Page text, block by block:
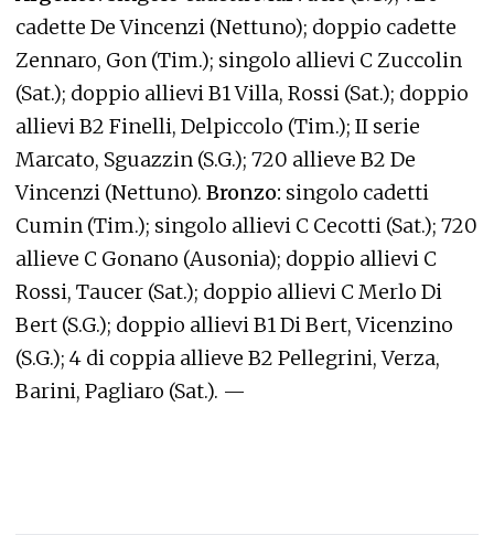
cadette De Vincenzi (Nettuno); doppio cadette
Zennaro, Gon (Tim.); singolo allievi C Zuccolin
(Sat.); doppio allievi B1 Villa, Rossi (Sat.); doppio
allievi B2 Finelli, Delpiccolo (Tim.); II serie
Marcato, Sguazzin (S.G.); 720 allieve B2 De
Vincenzi (Nettuno). Bronzo: singolo cadetti
Cumin (Tim.); singolo allievi C Cecotti (Sat.); 720
allieve C Gonano (Ausonia); doppio allievi C
Rossi, Taucer (Sat.); doppio allievi C Merlo Di
Bert (S.G.); doppio allievi B1 Di Bert, Vicenzino
(S.G.); 4 di coppia allieve B2 Pellegrini, Verza,
Barini, Pagliaro (Sat.). —